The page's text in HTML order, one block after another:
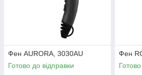
Фен AURORA, 3030AU
Готово до відправки
Фен